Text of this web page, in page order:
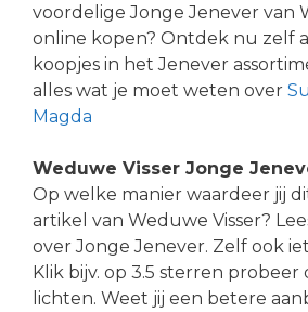
voordelige Jonge Jenever van
online kopen? Ontdek nu zelf
koopjes in het Jenever
alles wat je moet weten over
Magda
Weduwe Visser Jonge
Op welke manier waardeer jij
artikel van Weduwe Visser?
over Jonge Jenever. Zelf ook
Klik bijv. op 3.5 sterren
lichten. Weet jij een betere